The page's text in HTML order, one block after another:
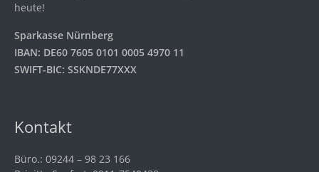
heute!
Sparkasse Nürnberg
IBAN: DE60 7605 0101 0005 4970 11
SWIFT-BIC: SSKNDE77XXX
Kontakt
Büro.: 09244 – 98 23 166